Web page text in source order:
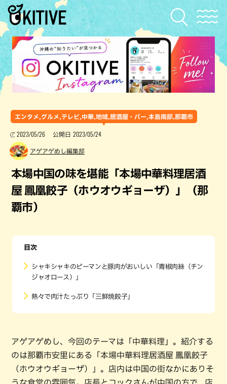
エンタメ,グルメ,テレビ,中華,地域,居酒屋・バー,本島南部,那覇市
2023/05/26 公開日 2023/05/24
アゲアゲめし編集部
本場中国の味を堪能「本場中華料理居酒
屋 鳳凰餃子（ホウオウギョーザ）」（那
覇市）
目次
シャキシャキのピーマンと豚肉がおいしい「青椒肉絲（チン
ジャオロース）」
熱々で肉汁たっぷり「三鮮焼餃子」
アゲアゲめし、今回のテーマは「中華料理」。紹介する
のは那覇市安里にある「本場中華料理居酒屋 鳳凰餃子
（ホウオウギョーザ）」。店内は中国の街なかにありそ